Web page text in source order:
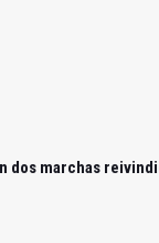
dos marchas